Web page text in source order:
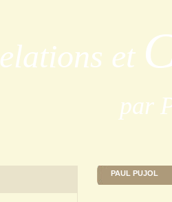
elations et
par
PAUL PUJOL